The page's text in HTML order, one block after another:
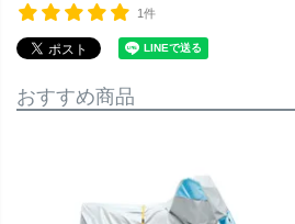
1件
おすすめ商品